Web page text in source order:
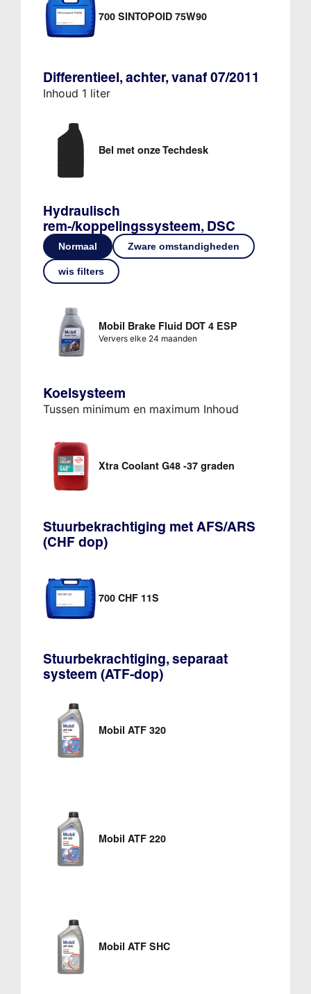
700 SINTOPOID 75W90
Differentieel, achter, vanaf 07/2011
Inhoud 1 liter
Bel met onze Techdesk
Hydraulisch
rem-/koppelingssysteem, DSC
Normaal Zware omstandigheden
wis filters
Mobil Brake Fluid DOT 4 ESP
Ververs elke 24 maanden
Koelsysteem
Tussen minimum en maximum Inhoud
Xtra Coolant G48 -37 graden
Stuurbekrachtiging met AFS/ARS
(CHF dop)
700 CHF 11S
Stuurbekrachtiging, separaat
systeem (ATF-dop)
Mobil ATF 320
Mobil ATF 220
Mobil ATF SHC